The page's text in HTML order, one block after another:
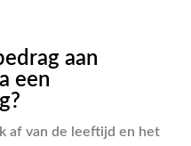
aan
een
af van de leeftijd en het